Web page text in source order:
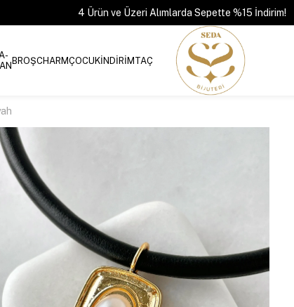
4 Ürün ve Üzeri Alımlarda Sepette %15 İndirim!
BROŞCHARMÇOCUKİNDİRİMTAÇ